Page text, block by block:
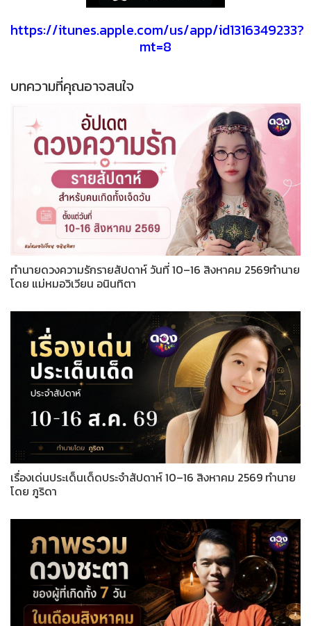
https://itunes.apple.com/us/app/id1316349233?
mt=8
บทความที่คุณอาจสนใจ
ทำนายดวงความรักรายสัปดาห์ วันที่ 10–16 สิงหาคม 2569ทำนาย
โดย แม่หมอวิเวียน อนินทิตา
เรื่องเด่นประเด็นเด็ดประจำสัปดาห์ 10–16 สิงหาคม 2569 ทำนาย
โดย ภูริดา